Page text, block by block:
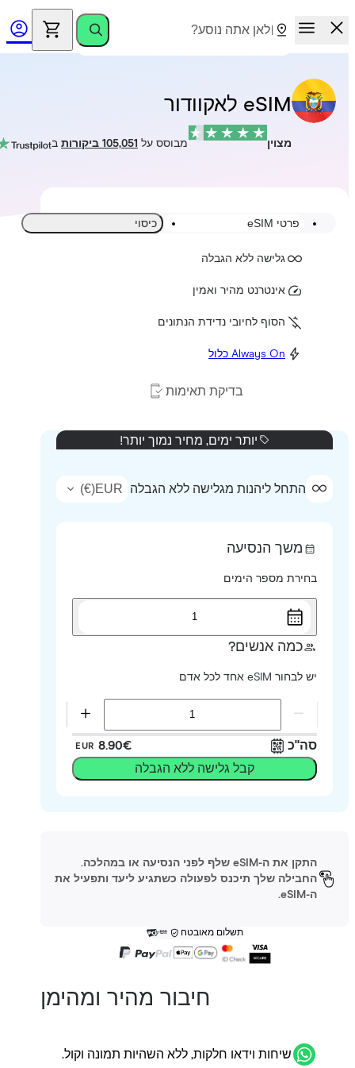
eSIM לאקוודור
מבוסס על105,051 ביקורות ב
פרטי eSIM כיסוי
גלישה ללא הגבלה
אינטרנט מהיר ואמין
הסוף לחיובי נדידת הנתונים
Always On כלול
בדיקת תאימות
יותר ימים, מחיר נמוך יותר!
התחל ליהנות מגלישה ללא הגבלה EUR
€
)
משך הנסיעה
בחירת מספר הימים
כמה אנשים?
יש לבחור eSIM אחד לכל אדם
EUR
קבל גלישה ללא הגבלה
התקן את ה-eSIM שלף לפני הנסיעה או במהלכה.
החבילה שלך תיכנס לפעולה כשתגיע ליעד ותפעיל את
תשלום מאובטח
חיבור מהיר ומהימן
שיחות וידאו חלקות, ללא השהיות תמונה וקול.